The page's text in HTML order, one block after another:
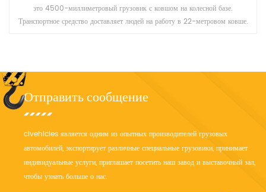
это 4500-миллиметровый грузовик с ковшом на колесной базе.
Транспортное средство доставляет людей на работу в 22-метровом ковше.
Отправить сообщение
clvehicles является одним из опытных производителей грузовых
автомобилей, экспортирует различные специальные грузовики, принимает
индивидуальные услуги, приглашает посетить наш завод и выставочный зал,
чтобы узнать больше о нас.